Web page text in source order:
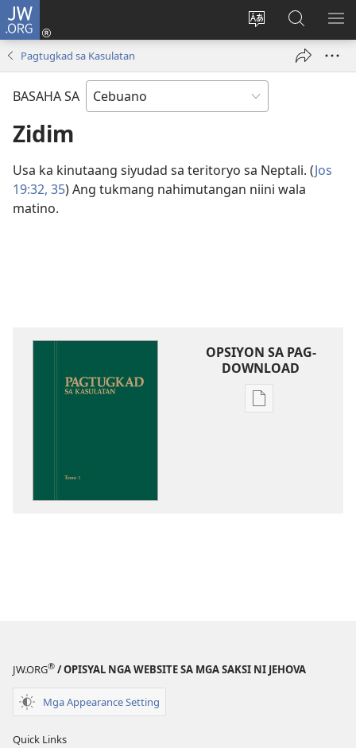
JW.ORG
Ilisi
pinulongan
sa
site
Log
ug
Pangitaa
sa
JW.ORG
Pagtugkad sa Kasulatan
BASAHA SA
Zidim
Usa ka kinutaang siyudad sa teritoryo sa Neptali. (Jos
19:​32, 35) Ang tukmang nahimutangan niini wala
matino.
OPSIYON SA PAG-
DOWNLOAD
Opsiyon
JW.ORG® / OPISYAL NGA WEBSITE SA MGA SAKSI NI JEHOVA
Mga Appearance Setting
Quick Links